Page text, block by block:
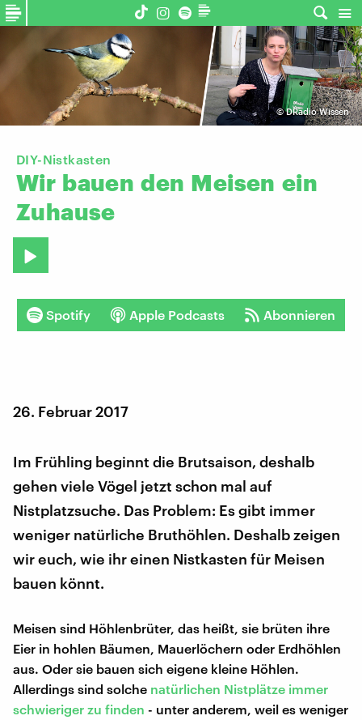
©DRadio Wissen
DIY-Nistkasten
Wir bauen den Meisen ein
Zuhause
Spotify Apple Podcasts Abonnieren
26. Februar 2017
Im Frühling beginnt die Brutsaison, deshalb
gehen viele Vögel jetzt schon mal auf
Nistplatzsuche. Das Problem: Es gibt immer
weniger natürliche Bruthöhlen. Deshalb zeigen
wir euch, wie ihr einen Nistkasten für Meisen
bauen könnt.
Meisen sind Höhlenbrüter, das heißt, sie brüten ihre
Eier in hohlen Bäumen, Mauerlöchern oder Erdhöhlen
aus. Oder sie bauen sich eigene kleine Höhlen.
Allerdings sind solche natürlichen Nistplätze immer
schwieriger zu finden - unter anderem, weil es weniger